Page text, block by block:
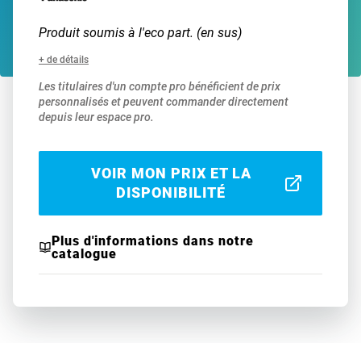
Produit soumis à l'eco part. (en sus)
+ de détails
Les titulaires d'un compte pro bénéficient de prix
personnalisés et peuvent commander directement
depuis leur espace pro.
VOIR MON PRIX ET LA
DISPONIBILITÉ
Plus d'informations dans notre
catalogue